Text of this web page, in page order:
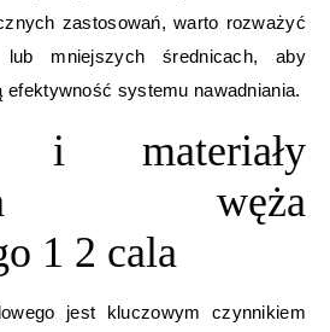
zastosowań, warto rozważyć
mniejszych średnicach, aby
systemu nawadniania.
i materiały
węża
1 2 cala
jest kluczowym czynnikiem